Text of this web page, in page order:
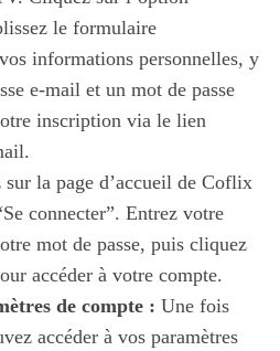
le formulaire
informations personnelles, y
e-mail et un mot de passe
inscription via le lien
la page d’accueil de Coflix
connecter”. Entrez votre
mot de passe, puis cliquez
accéder à votre compte.
de compte : Une fois
accéder à vos paramètres